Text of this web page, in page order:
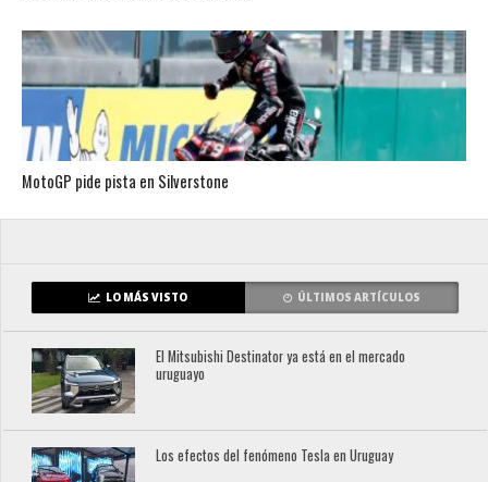
MotoGP pide pista en Silverstone
LO MÁS VISTO ÚLTIMOS ARTÍCULOS
El Mitsubishi Destinator ya está en el mercado
uruguayo
Los efectos del fenómeno Tesla en Uruguay